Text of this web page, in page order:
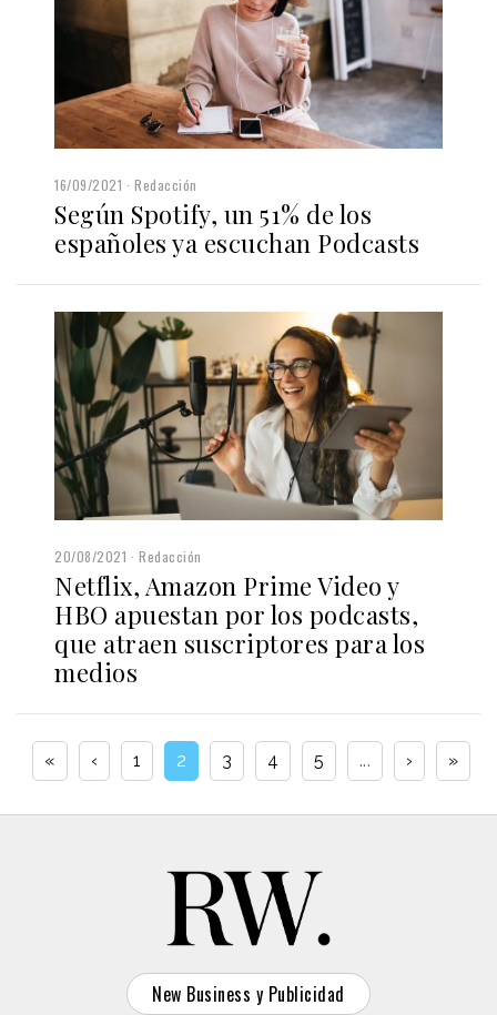
16/09/2021 Redacción
Según Spotify, un 51% de los
españoles ya escuchan Podcasts
20/08/2021 Redacción
Netflix, Amazon Prime Video y
HBO apuestan por los podcasts,
que atraen suscriptores para los
medios
« ‹ 1 2 3 4 5 ... › »
New Business y Publicidad